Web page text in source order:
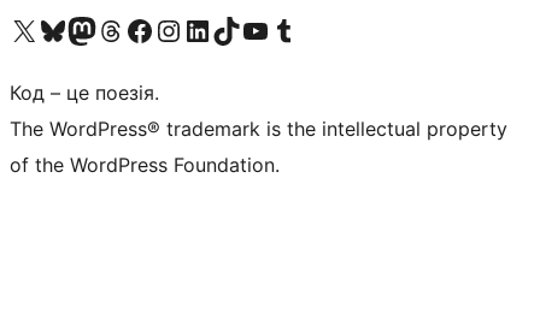
Visit our X (formerly Twitter) account
Visit our Bluesky account
Завітайте до нашої стрічки в Mastodon
Visit our Threads account
Завітайте на нашу сторінку в Facebook
Visit our Instagram account
Visit our LinkedIn account
Visit our TikTok account
Visit our YouTube channel
Visit our Tumblr account
Код – це поезія.
The WordPress® trademark is the intellectual property
of the WordPress Foundation.